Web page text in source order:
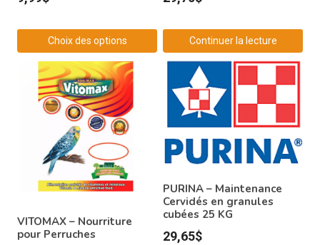
Choix des options
produit
plusieurs
variations.
options
peuvent
être
choisies
Continuer la lecture
VITOMAX – Nourriture
pour Perruches
PURINA – Maintenance
Cervidés en granules
cubées 25 KG
29,65$